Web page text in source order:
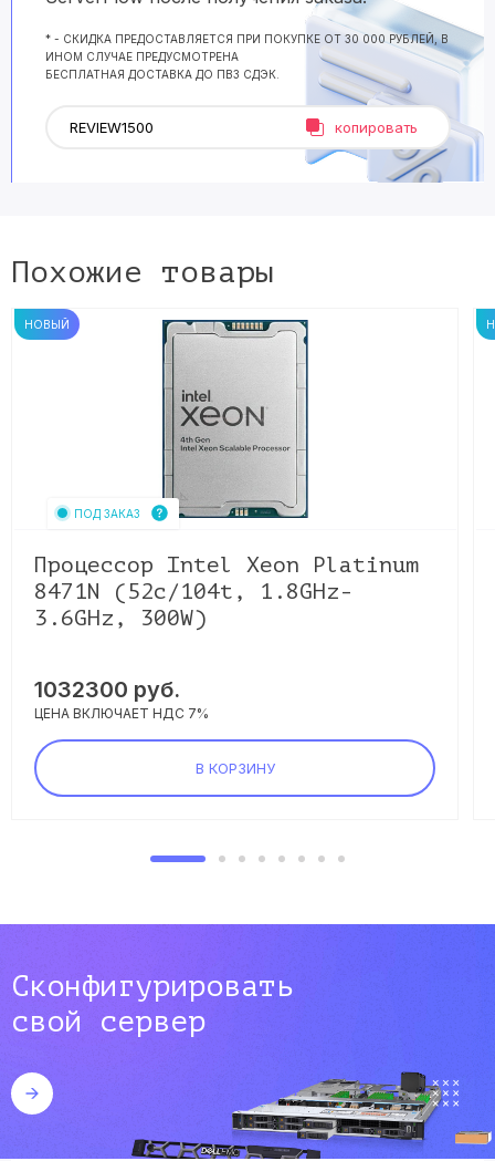
* - СКИДКА ПРЕДОСТАВЛЯЕТСЯ ПРИ ПОКУПКЕ ОТ 30 000 РУБЛЕЙ, В
ИНОМ СЛУЧАЕ ПРЕДУСМОТРЕНА
БЕСПЛАТНАЯ ДОСТАВКА ДО ПВЗ СДЭК.
копировать
Похожие товары
НОВЫЙ
ПОД ЗАКАЗ
Процессор Intel Xeon Platinum
8471N (52c/104t, 1.8GHz-
3.6GHz, 300W)
1032300 руб.
ЦЕНА ВКЛЮЧАЕТ НДС 7%
В КОРЗИНУ
Сконфигурировать
свой сервер